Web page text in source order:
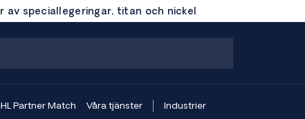
av speciallegeringar, titan och nickel
Partner Match Våra tjänster Industrier